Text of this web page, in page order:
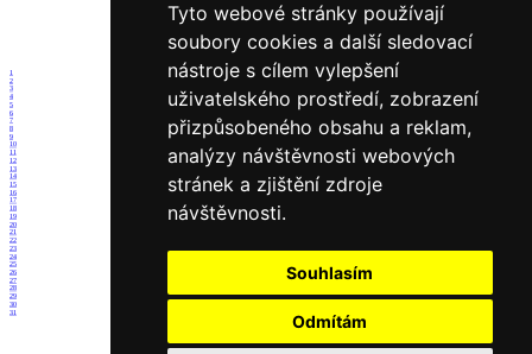
Tyto webové stránky používají
soubory cookies a další sledovací
nástroje s cílem vylepšení
uživatelského prostředí, zobrazení
přizpůsobeného obsahu a reklam,
analýzy návštěvnosti webových
stránek a zjištění zdroje
návštěvnosti.
Souhlasím
Odmítám
1
2
3
4
5
6
7
8
9
10
11
12
13
14
15
16
17
18
19
20
21
22
23
24
25
26
27
28
29
30
31